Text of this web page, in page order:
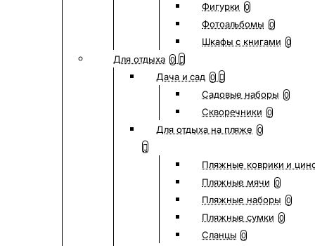
Фигурки 0
Фотоальбомы 0
Шкафы с книгами 0
Для отдыха 0
Дача и сад 0
Садовые наборы 0
Скворечники 0
Для отдыха на пляже 0
Пляжные коврики и
Пляжные мячи 0
Пляжные наборы 0
Пляжные сумки 0
Сланцы 0